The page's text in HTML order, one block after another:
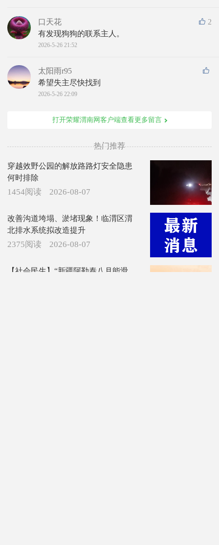
2
口天花
有发现狗狗的联系主人。
2026-5-26 21:52
太阳雨r95
希望失主尽快找到
2026-5-26 22:09
打开荣耀渭南网客户端查看更多留言
热门推荐
穿越效野公园的解放路路灯安全隐患
何时排除
1454阅读 2026-08-07
改善沟道垮塌、淤堵现象！临渭区渭
北排水系统拟改造提升
2375阅读 2026-08-07
【社会民生】“新疆阿勒泰八月能滑